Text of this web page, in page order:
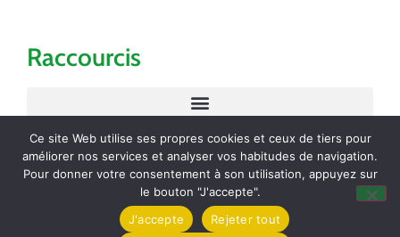
Raccourcis
© 2021 MAIRIE DE TOLLEVAST
Ce site Web utilise ses propres cookies et ceux de tiers pour
améliorer nos services et analyser vos habitudes de navigation.
Pour donner votre consentement à son utilisation, appuyez sur
le bouton "J'accepte".
J'accepte
Rejeter tout